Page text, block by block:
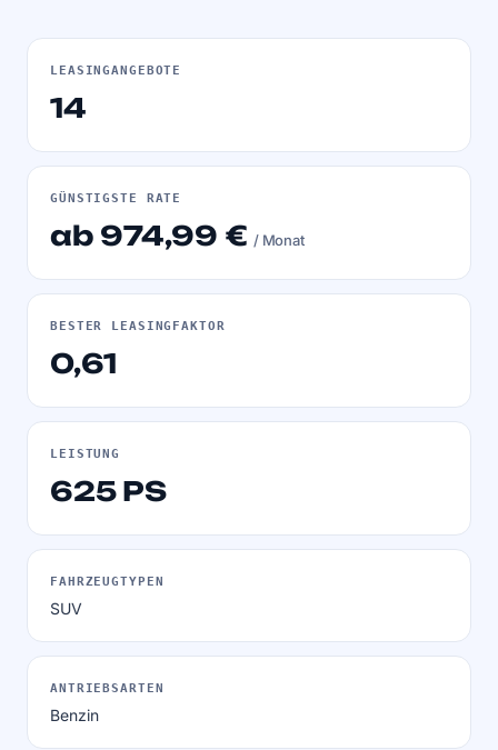
LEASINGANGEBOTE
14
GÜNSTIGSTE RATE
ab 974,99 €/ Monat
BESTER LEASINGFAKTOR
0,61
LEISTUNG
625 PS
FAHRZEUGTYPEN
SUV
ANTRIEBSARTEN
Benzin